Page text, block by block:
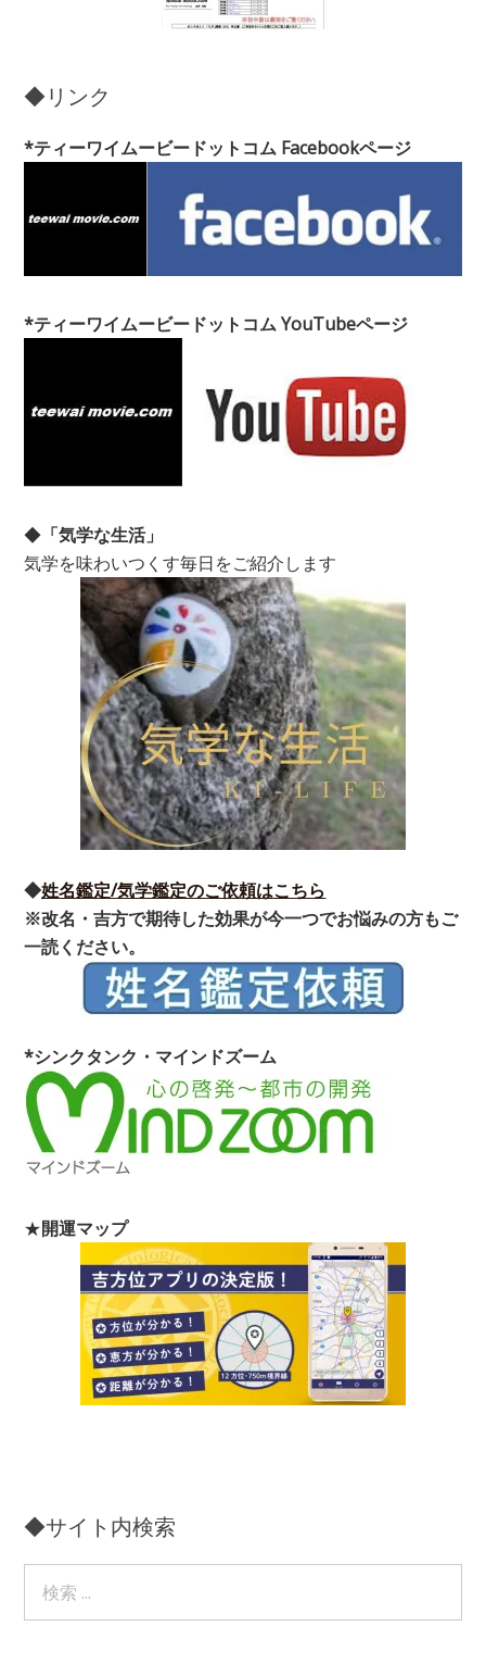
◆リンク
*ティーワイムービードットコム Facebookページ
*ティーワイムービードットコム YouTubeページ
◆ 「気学な生活」
気学を味わいつくす毎日をご紹介します
◆姓名鑑定/気学鑑定のご依頼はこちら
※改名・吉方で期待した効果が今一つでお悩みの方もご
一読ください。
*シンクタンク・マインドズーム
★開運マップ
◆サイト内検索